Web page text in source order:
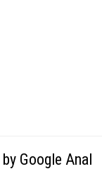
Google Anal